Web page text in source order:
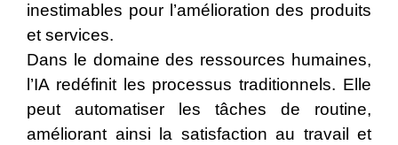
inestimables pour l’amélioration des produits
et services.
Dans le domaine des ressources humaines,
l’IA redéfinit les processus traditionnels. Elle
peut automatiser les tâches de routine,
améliorant ainsi la satisfaction au travail et